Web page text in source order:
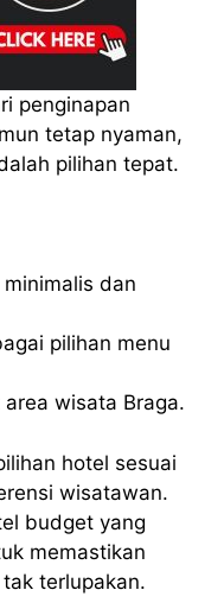
penginapan
tetap nyaman,
pilihan tepat.
dan
pilihan menu
wisata Braga.
hotel sesuai
wisatawan.
budget yang
memastikan
terlupakan.